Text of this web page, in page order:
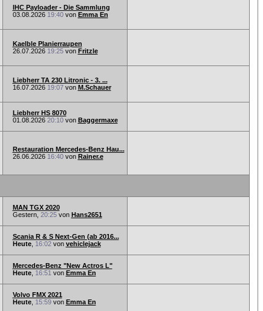
IHC Payloader - Die Sammlung
03.08.2026 19:40von Emma En
Kaelble Planierraupen
26.07.2026 19:25von Fritzle
Liebherr TA 230 Litronic - 3. ...
16.07.2026 19:07von M.Schauer
Liebherr HS 8070
01.08.2026 20:10von Baggermaxe
Restauration Mercedes-Benz Hau...
26.06.2026 16:40von Rainer.e
MAN TGX 2020
Gestern, 20:25von Hans2651
Scania R & S Next-Gen (ab 2016...
Heute, 16:02von vehiclejack
Mercedes-Benz "New Actros L"
Heute, 16:51 von Emma En
Volvo FMX 2021
Heute, 15:59von Emma En